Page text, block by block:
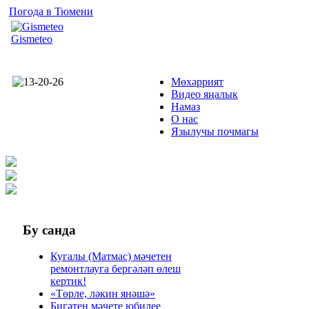
Погода в Тюмени
Gismeteo
Мөхәррият
Видео яңалык
Намаз
О нас
Язылучы почмагы
Бу санда
Кугалы (Матмас) мәчетен
ремонтлауга бергәләп өлеш
кертик!
«Төрле, ләкин янәшә»
Бигәтен мәчете юбилее